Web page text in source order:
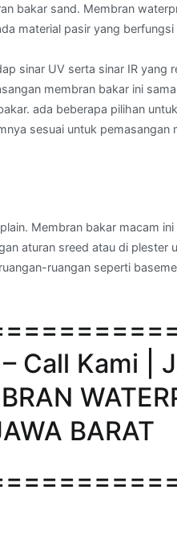
bakar sand. Membran
material pasir yang
sinar UV serta sinar IR yang
membran bakar ini
ada beberapa pilihan
sesuai untuk pemasangan
Membran bakar macam
aturan sreed atau di plester
ruangan seperti
Call Kami |
BARAT